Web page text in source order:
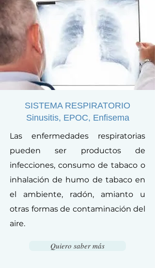
SISTEMA RESPIRATORIO
Sinusitis, EPOC, Enfisema
Las enfermedades respiratorias
pueden ser productos de
infecciones, consumo de tabaco o
inhalación de humo de tabaco en
el ambiente, radón, amianto u
otras formas de contaminación del
aire.
Quiero saber más